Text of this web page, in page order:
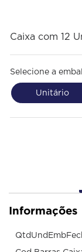
Caixa com 12
Selecione a
Unitário
Informações